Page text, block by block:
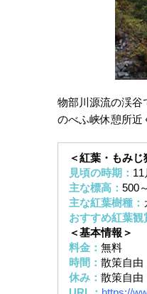
物部川源流の渓谷
のべふ峡休憩所近
＜紅葉・もみじ
見頃の時期：
主な標高： 500
主な紅葉樹種：
おすすめ紅葉観
＜基本情報＞
料金： 無料
時間： 散策自由
休み： 散策自由